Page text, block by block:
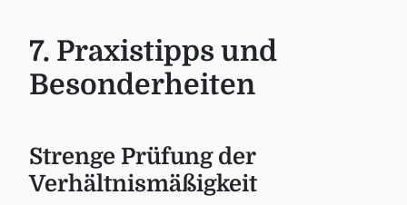
7. Praxistipps und
Besonderheiten
Strenge Prüfung der
Verhältnismäßigkeit